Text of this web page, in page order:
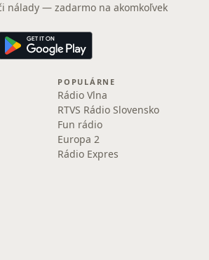
nálady — zadarmo na akomkoľvek
POPULÁRNE
Rádio Vlna
RTVS Rádio Slovensko
Fun rádio
Europa 2
Rádio Expres